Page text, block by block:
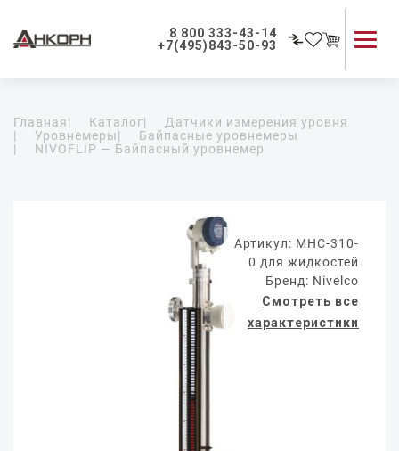
8 800 333-43-14
+7(495)843-50-93
Применение приборов
Главная| Каталог|
Датчики измерения уровня
|
Уровнемеры|
Байпасные уровнемеры
|
NIVOFLIP — Байпасный уровнемер
Артикул: MHC-310-
0 для жидкостей
Бренд: Nivelco
Смотреть все
характеристики